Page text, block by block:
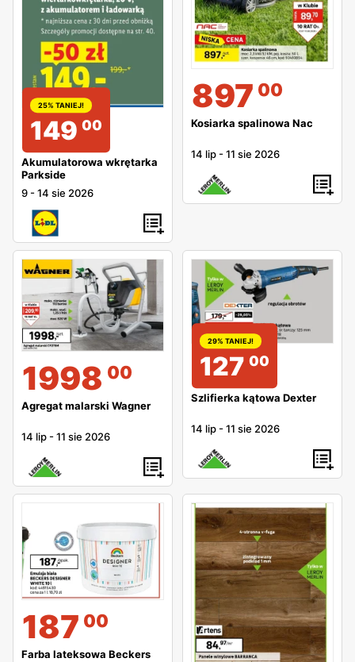
25% TANIEJ!
149 00
Akumulatorowa wkrętarka
Parkside
9 -14 sie 2026
897 00
Kosiarka spalinowa Nac
14 lip -11 sie 2026
1998 00
Agregat malarski Wagner
14 lip -11 sie 2026
29% TANIEJ!
127 00
Szlifierka kątowa Dexter
14 lip -11 sie 2026
187 00
Farba lateksowa Beckers